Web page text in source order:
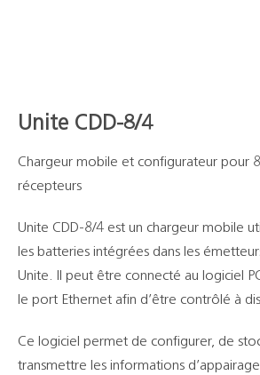
Unite CDD-8/4
Chargeur mobile et configurateur pour
récepteurs
Unite CDD-8/4 est un chargeur mobile
les batteries intégrées dans les
Unite. Il peut être connecté au logiciel
le port Ethernet afin d’être contrôlé à
Ce logiciel permet de configurer, de
transmettre les informations